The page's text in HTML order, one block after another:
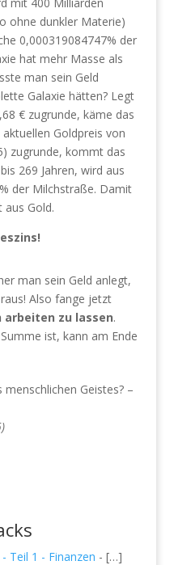
ohne dunkler Materie)
0,000319084747% der
hat mehr Masse als
man sein Geld
Galaxie hätten? Legt
€ zugrunde, käme das
Goldpreis von
zugrunde, kommt das
269 Jahren, wird aus
der Milchstraße. Damit
aus Gold.
man sein Geld anlegt,
Also fange jetzt
arbeiten zu lassen.
ist, kann am Ende
Geistes? –
Teil 1 - Finanzen - […]